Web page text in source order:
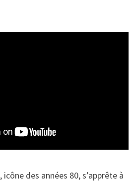
, icône des années 80, s’apprête à